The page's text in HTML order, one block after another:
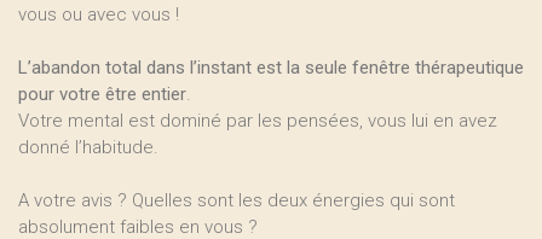
vous ou avec vous !
L’abandon total dans l’instant est la seule fenêtre thérapeutique
pour votre être entier.
Votre mental est dominé par les pensées, vous lui en avez
donné l’habitude.
A votre avis ? Quelles sont les deux énergies qui sont
absolument faibles en vous ?